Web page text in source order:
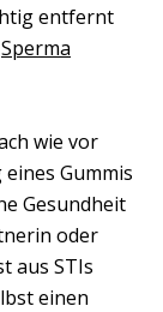
entfernt
Sperma
wie vor
Gummis
Gesundheit
oder
aus STIs
einen